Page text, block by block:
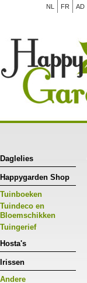
NL FR AD
Daglelies
Happygarden Shop
Tuinboeken
Tuindeco en
Bloemschikken
Tuingerief
Hosta's
Irissen
Andere